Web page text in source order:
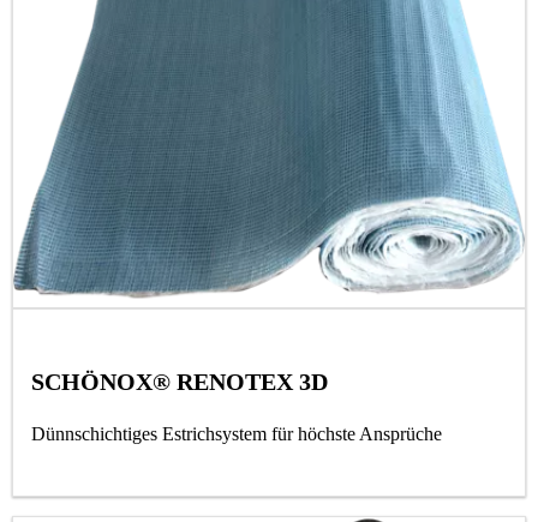
SCHÖNOX® RENOTEX 3D
Dünnschichtiges Estrichsystem für höchste Ansprüche